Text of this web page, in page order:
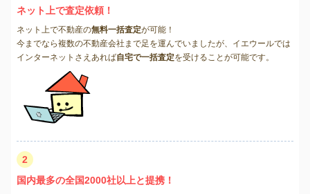
ネット上で査定依頼！
ネット上で不動産の無料一括査定が可能！
今までなら複数の不動産会社まで足を運んでいましたが、イエウールでは
インターネットさえあれば自宅で一括査定を受けることが可能です。
2
国内最多の全国2000社以上と提携！